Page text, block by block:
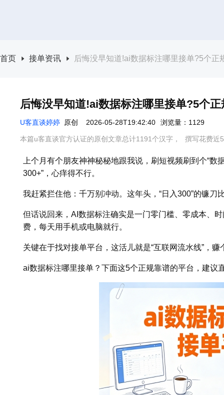
首页 接单资讯 后悔没早知道!ai数据标注哪里接单?5个正
后悔没早知道!ai数据标注哪里接单?5个
U客直谈婷婷 原创 2026-05-28T19:42:40 浏览量：1129
本篇u客直谈官方认证的原创文章总计1191个汉字， 撰写花费近
上个月有个朋友神神秘秘地跟我说，刷短视频刷到个“数
300+”，心痒得不行。
我赶紧拦住他：千万别冲动。这年头，“日入300”的镰刀
但话说回来，AI数据标注确实是一门零门槛、零成本、
费，每天用手机或电脑就行。
关键在于找对接单平台，这活儿就是“互联网流水线”，赚
ai数据标注哪里接单？下面这5个正规靠谱的平台，建议